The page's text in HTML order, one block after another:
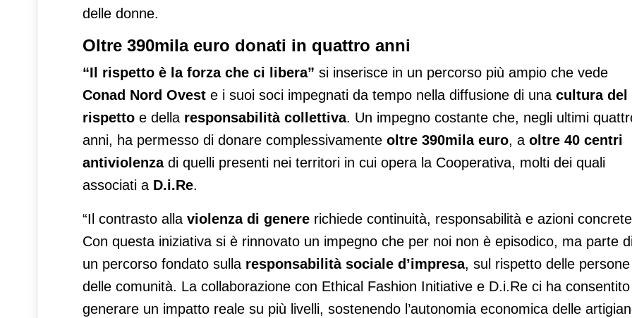
delle donne.
Oltre 390mila euro donati in quattro anni
“Il rispetto è la forza che ci libera” si inserisce in un percorso più ampio che vede
Conad Nord Ovest e i suoi soci impegnati da tempo nella diffusione di una cultura del
rispetto e della responsabilità collettiva. Un impegno costante che, negli ultimi
anni, ha permesso di donare complessivamente oltre 390mila euro, a oltre 40 centri
antiviolenza di quelli presenti nei territori in cui opera la Cooperativa, molti dei quali
associati a D.i.Re.
“Il contrasto alla violenza di genere richiede continuità, responsabilità e azioni
Con questa iniziativa si è rinnovato un impegno che per noi non è episodico, ma parte
un percorso fondato sulla responsabilità sociale d’impresa, sul rispetto delle
delle comunità. La collaborazione con Ethical Fashion Initiative e D.i.Re ci ha
generare un impatto reale su più livelli, sostenendo l’autonomia economica delle